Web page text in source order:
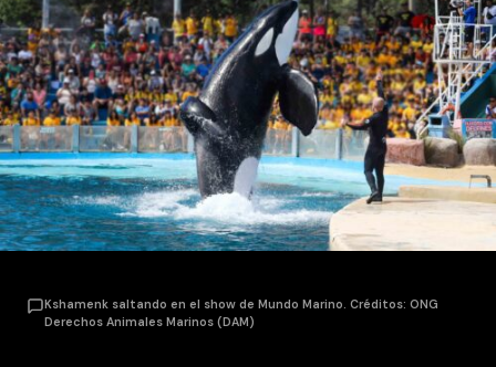
Kshamenk saltando en el show de Mundo Marino. Créditos: ONG
Derechos Animales Marinos (DAM)